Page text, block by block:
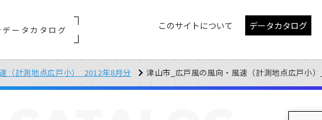
ータカタログ このサイトについて データカタログ
（計測地点広戸小）_2012年8月分 津山市_広戸風の風向・風速（計測地点広戸小